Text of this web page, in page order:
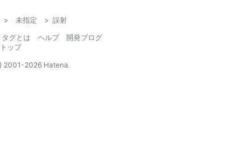
> 未指定 > 誤射
グとは
ヘルプ
開発ブログ
ップ
2001-2026 Hatena.